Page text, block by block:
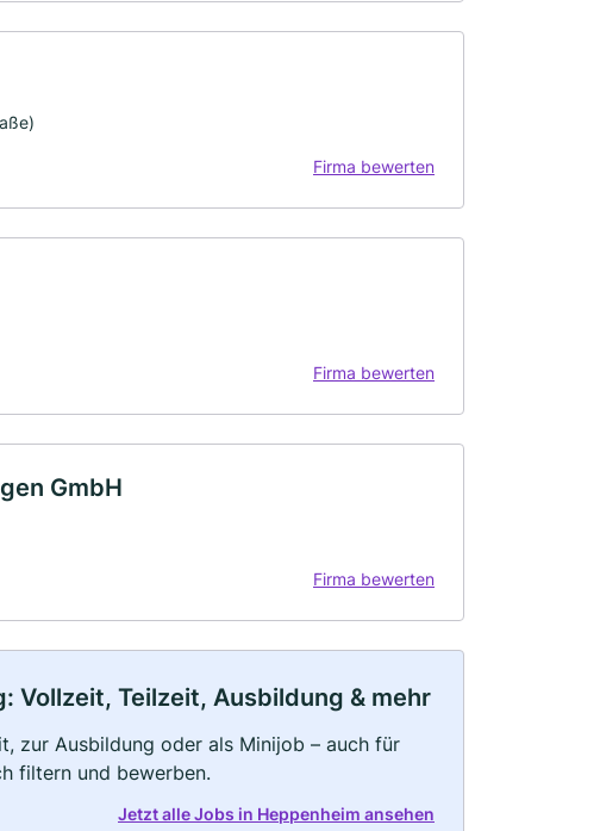
Firma bewerten
Firma bewerten
GmbH
Firma bewerten
Vollzeit, Teilzeit, Ausbildung & mehr
zur Ausbildung oder als Minijob – auch für
filtern und bewerben.
Jetzt alle Jobs in Heppenheim ansehen